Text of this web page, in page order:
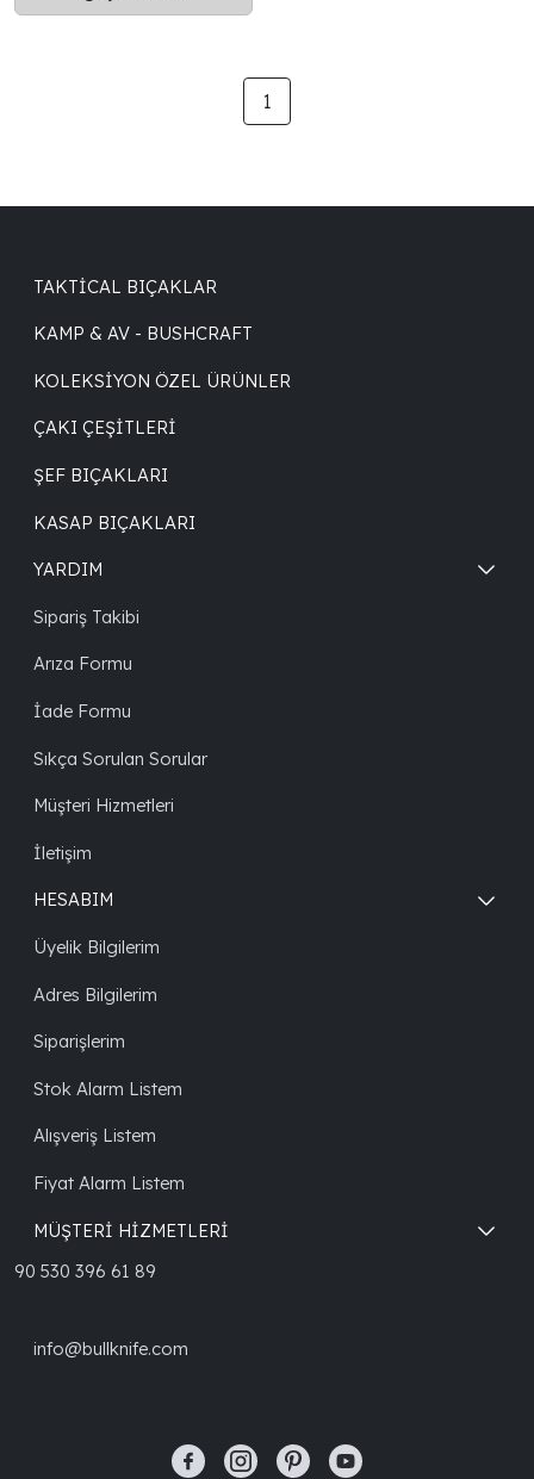
1
TAKTICAL BIÇAKLAR
KAMP & AV - BUSHCRAFT
KOLEKSIYON ÖZEL ÜRÜNLER
ÇAKI ÇEŞITLERI
ŞEF BIÇAKLARI
KASAP BIÇAKLARI
YARDIM
Sipariş Takibi
Arıza Formu
İade Formu
Sıkça Sorulan Sorular
Müşteri Hizmetleri
İletişim
HESABIM
Üyelik Bilgilerim
Adres Bilgilerim
Siparişlerim
Stok Alarm Listem
Alışveriş Listem
Fiyat Alarm Listem
MÜŞTERİ HİZMETLERİ
90 530 396 61 89
info@bullknife.com